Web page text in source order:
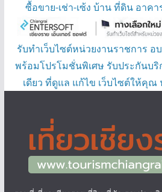
ซื้อขาย-เช่า-เซ้ง บ้าน ที่ดิน อาค
รับทำเว็บไซต์หน่วยงานราชการ อ
พร้อมโปรโมชั่นพิเศษ รับประกันบริ
เดียว ที่ดูแล แก้ไข เว็บไซต์ให้คุ